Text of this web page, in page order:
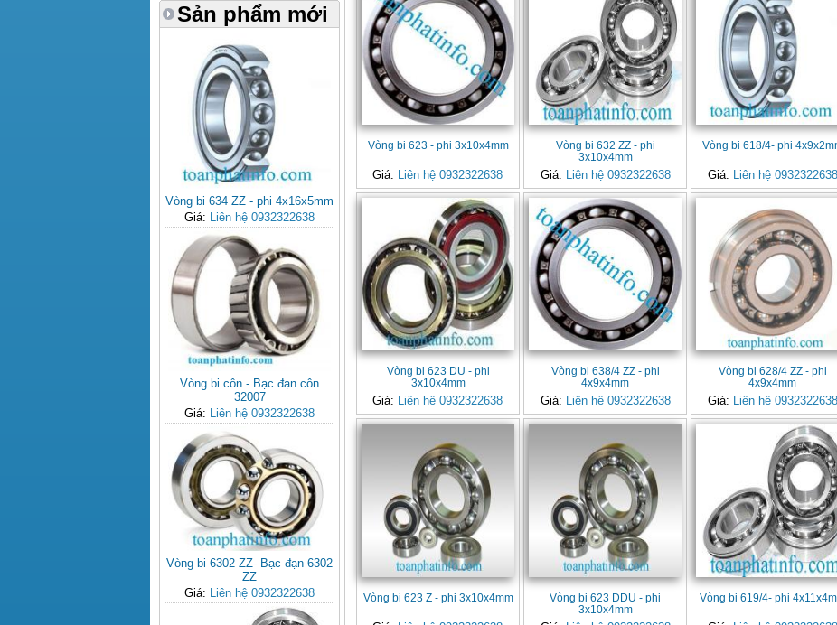
Sản phẩm mới
Vòng bi 634 ZZ - phi 4x16x5mm
Giá: Liên hệ 0932322638
Vòng bi côn - Bạc đạn côn
32007
Giá:
Liên hệ 0932322638
Vòng bi 6302 ZZ- Bạc đạn 6302
ZZ
Giá: Liên hệ 0932322638
Vòng bi 623 - phi 3x10x4mm
Giá: Liên hệ 0932322638
Vòng bi 632 ZZ - phi
3x10x4mm
Giá: Liên hệ 0932322638
Vòng bi 618/4- phi
Giá: Liên hệ 0932322638
Vòng bi 623 DU - phi
3x10x4mm
Giá: Liên hệ 0932322638
Vòng bi 638/4 ZZ - phi
4x9x4mm
Giá: Liên hệ 0932322638
Vòng bi 628/4 ZZ - phi
4x9x4mm
Giá: Liên hệ 0932322638
Vòng bi 623 Z - phi 3x10x4mm
Vòng bi 623 DDU - phi
3x10x4mm
Vòng bi 619/4- phi